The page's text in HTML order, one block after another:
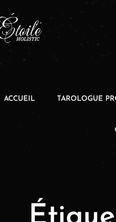
ACCUEIL TAROLOGUE